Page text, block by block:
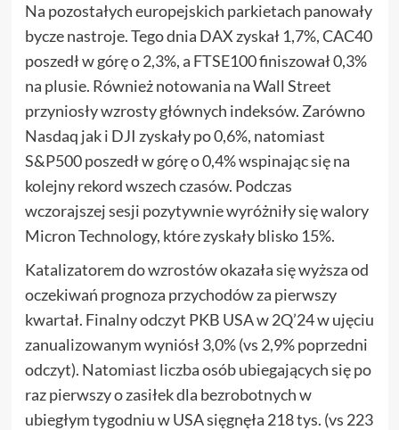
Na pozostałych europejskich parkietach panowały
bycze nastroje. Tego dnia DAX zyskał 1,7%, CAC40
poszedł w górę o 2,3%, a FTSE100 finiszował 0,3%
na plusie. Również notowania na Wall Street
przyniosły wzrosty głównych indeksów. Zarówno
Nasdaq jak i DJI zyskały po 0,6%, natomiast
S&P500 poszedł w górę o 0,4% wspinając się na
kolejny rekord wszech czasów. Podczas
wczorajszej sesji pozytywnie wyróżniły się walory
Micron Technology, które zyskały blisko 15%.
Katalizatorem do wzrostów okazała się wyższa od
oczekiwań prognoza przychodów za pierwszy
kwartał. Finalny odczyt PKB USA w 2Q’24 w ujęciu
zanualizowanym wyniósł 3,0% (vs 2,9% poprzedni
odczyt). Natomiast liczba osób ubiegających się po
raz pierwszy o zasiłek dla bezrobotnych w
ubiegłym tygodniu w USA sięgnęła 218 tys. (vs 223